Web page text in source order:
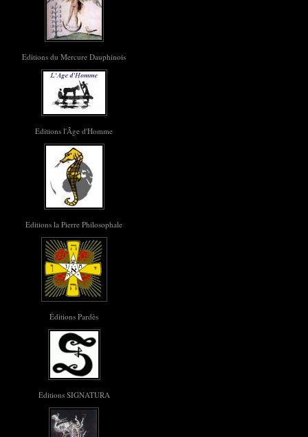
Editions du Mercure Dauphinois
Editions l'Âge d'Homme
Editions la Pierre Philosophale
Éditions Pardès
Editions SIGNATURA